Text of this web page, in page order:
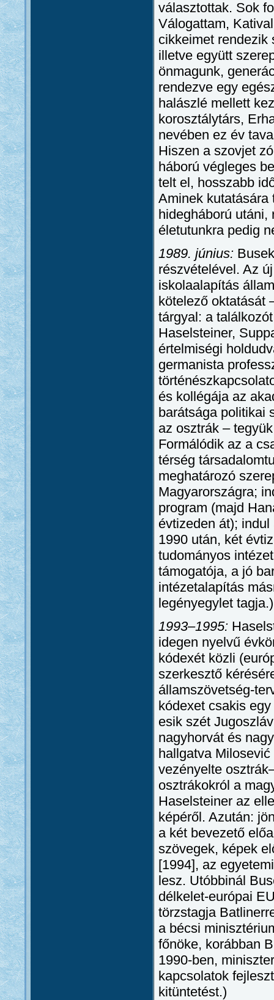
választottak. Sok
Válogattam,
cikkeimet rendezik
illetve együtt
önmagunk,
rendezve egy
halászlé mellett
korosztálytárs,
nevében ez év
Hiszen a szovjet
háború végleges
telt el, hosszabb
Aminek kutatására
hidegháború utáni,
életutunkra pedig
1989. június:
részvételével. Az
iskolaalapítás
kötelező oktatását
tárgyal: a
Haselsteiner,
értelmiségi
germanista
és kollégája az
barátsága politikai
az osztrák –
Formálódik az a
térség
meghatározó
Magyarországra;
program (majd
évtizeden át);
1990 után, két
tudományos
támogatója, a jó
intézetalapítás
legényegylet tagja.)
1993–1995:
idegen nyelvű
kódexét közli
szerkesztő
államszövetség-
kódexet csakis
esik szét
nagyhorvát és
hallgatva
vezényelte
osztrákokról a
Haselsteiner az
képéről. Azután:
a két bevezető
szövegek, képek
[1994], az
lesz. Utóbbinál
délkelet-európai
törzstagja
a bécsi
főnöke, korábban
1990-ben,
kapcsolatok
kitüntetést.)